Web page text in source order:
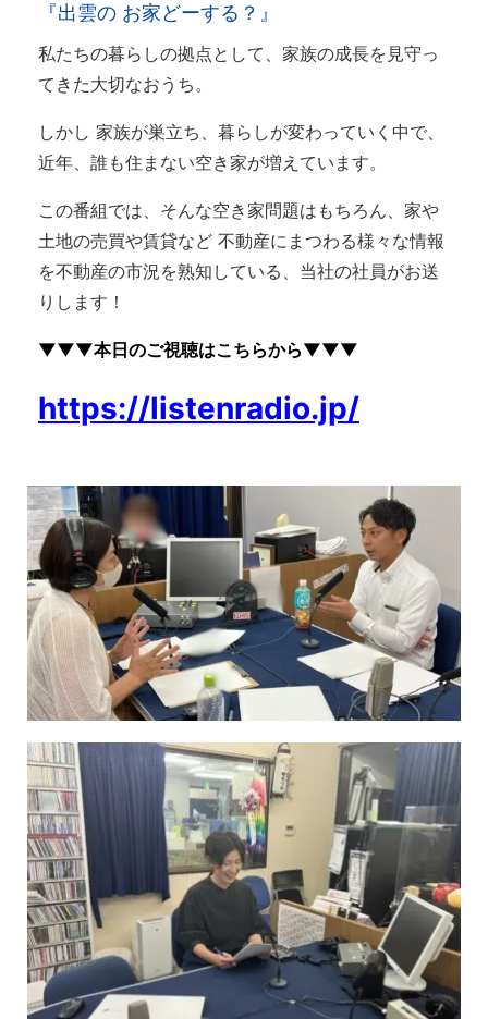
『出雲の お家どーする？』
私たちの暮らしの拠点として、家族の成長を見守っ
てきた大切なおうち。
しかし 家族が巣立ち、暮らしが変わっていく中で、
近年、誰も住まない空き家が増えています。
この番組では、そんな空き家問題はもちろん、家や
土地の売買や賃貸など 不動産にまつわる様々な情報
を不動産の市況を熟知している、当社の社員がお送
りします！
▼▼▼本日のご視聴はこちらから▼▼▼
https://listenradio.jp/